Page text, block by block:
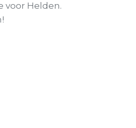
voor Helden.